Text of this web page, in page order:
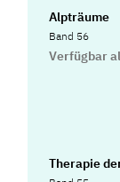
Alpträume
Band 56
Verfügbar
Therapie